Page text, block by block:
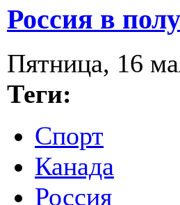
Россия в
Пятница, 16
Теги:
Спорт
Канада
Россия